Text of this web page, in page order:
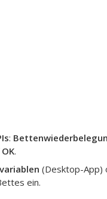
:
OK.
(Desktop-App)
ein.